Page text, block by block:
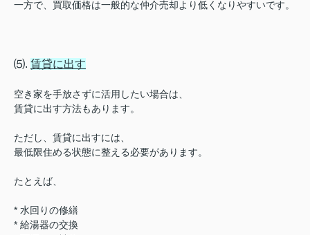
一方で、買取価格は一般的な仲介売却より低くなりやすいです。
⑸. 賃貸に出す
空き家を手放さずに活用したい場合は、
賃貸に出す方法もあります。
ただし、賃貸に出すには、
最低限住める状態に整える必要があります。
たとえば、
* 水回りの修繕
* 給湯器の交換